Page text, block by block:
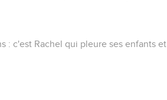
: c'est Rachel qui pleure ses enfants et